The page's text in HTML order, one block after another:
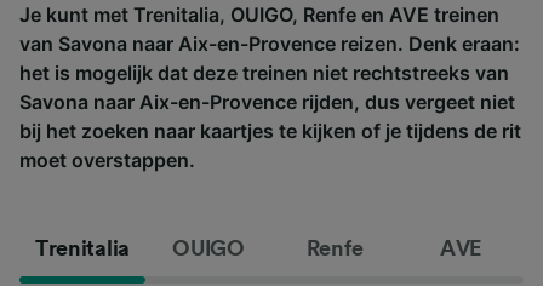
Je kunt met Trenitalia, OUIGO, Renfe en AVE treinen
van Savona naar Aix-en-Provence reizen. Denk eraan:
het is mogelijk dat deze treinen niet rechtstreeks van
Savona naar Aix-en-Provence rijden, dus vergeet niet
bij het zoeken naar kaartjes te kijken of je tijdens de rit
moet overstappen.
Trenitalia OUIGO Renfe AVE